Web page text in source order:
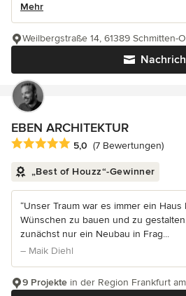
Mehr
Weilbergstraße 14, 61389 Schmitten-
EBEN ARCHITEKTUR
Durchschnittliche Bewertung: 5 von
5,0 (7 Bewertungen)
„Best of Houzz“-Gewinner
“Unser Traum war es immer ein
Wünschen zu bauen und zu
zunächst nur ein Neubau in Frag...
– Maik Diehl
9 Projekte in der Region Frankfurt